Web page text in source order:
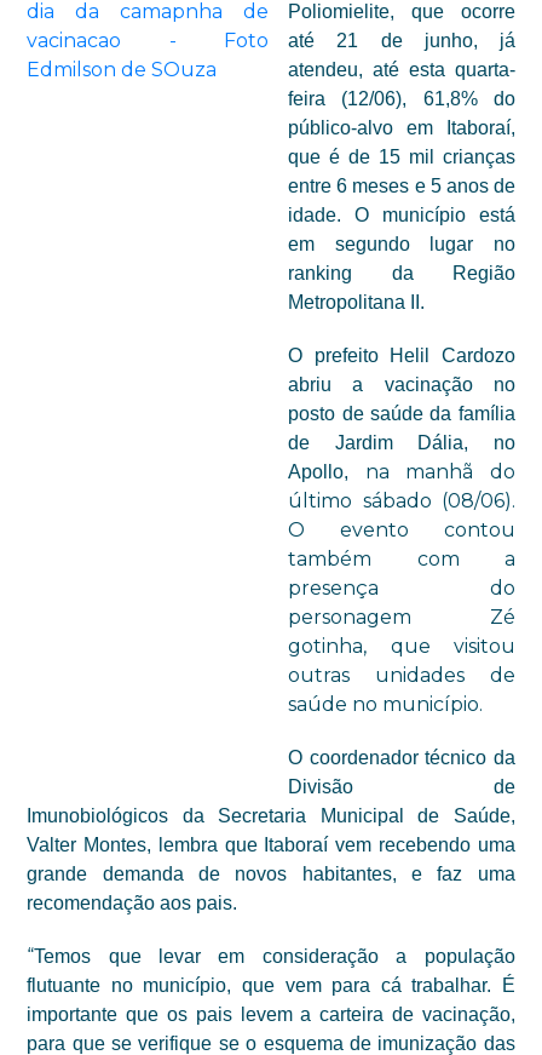
Poliomielite, que ocorre
até 21 de junho, já
atendeu, até esta quarta-
feira (12/06), 61,8% do
público-alvo em Itaboraí,
que é de 15 mil crianças
entre 6 meses e 5 anos de
idade. O município está
em segundo lugar no
ranking da Região
Metropolitana II.
O prefeito Helil Cardozo
abriu a vacinação no
posto de saúde da família
de Jardim Dália, no
Apollo, na manhã do
último sábado (08/06).
O evento contou
também com a
presença do
personagem Zé
gotinha, que visitou
outras unidades de
saúde no município.
O coordenador técnico da
Divisão de
Imunobiológicos da Secretaria Municipal de Saúde,
Valter Montes, lembra que Itaboraí vem recebendo uma
grande demanda de novos habitantes, e faz uma
recomendação aos pais.
“Temos que levar em consideração a população
flutuante no município, que vem para cá trabalhar. É
importante que os pais levem a carteira de vacinação,
para que se verifique se o esquema de imunização das